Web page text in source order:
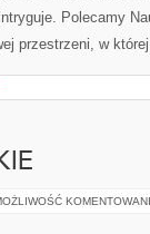
Polecamy
przestrzeni, w